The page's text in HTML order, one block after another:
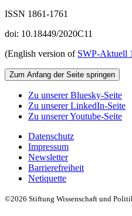
ISSN 1861-1761
doi: 10.18449/2020C11
(English version of SWP‑Aktuell
Zum Anfang der Seite springen
Zu unserer Bluesky-Seite
Zu unserer LinkedIn-Seite
Zu unserer Youtube-Seite
Datenschutz
Impressum
Newsletter
Barrierefreiheit
Netiquette
©2026 Stiftung Wissenschaft und